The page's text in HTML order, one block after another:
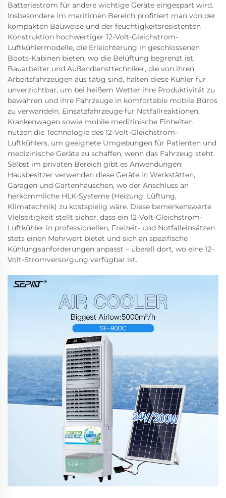
Batteriestrom für andere wichtige Geräte eingespart wird.
Insbesondere im maritimen Bereich profitiert man von der
kompakten Bauweise und der feuchtigkeitsresistenten
Konstruktion hochwertiger 12-Volt-Gleichstrom-
Luftkühlermodelle, die Erleichterung in geschlossenen
Boots-Kabinen bieten, wo die Belüftung begrenzt ist.
Bauarbeiter und Außendiensttechniker, die von ihren
Arbeitsfahrzeugen aus tätig sind, halten diese Kühler für
unverzichtbar, um bei heißem Wetter ihre Produktivität zu
bewahren und ihre Fahrzeuge in komfortable mobile Büros
zu verwandeln. Einsatzfahrzeuge für Notfallreaktionen,
Krankenwagen sowie mobile medizinische Einheiten
nutzen die Technologie des 12-Volt-Gleichstrom-
Luftkühlers, um geeignete Umgebungen für Patienten und
medizinische Geräte zu schaffen, wenn das Fahrzeug steht.
Selbst im privaten Bereich gibt es Anwendungen:
Hausbesitzer verwenden diese Geräte in Werkstätten,
Garagen und Gartenhäuschen, wo der Anschluss an
herkömmliche HLK-Systeme (Heizung, Lüftung,
Klimatechnik) zu kostspielig wäre. Diese bemerkenswerte
Vielseitigkeit stellt sicher, dass ein 12-Volt-Gleichstrom-
Luftkühler in professionellen, Freizeit- und Notfalleinsätzen
stets einen Mehrwert bietet und sich an spezifische
Kühlungsanforderungen anpasst – überall dort, wo eine 12-
Volt-Stromversorgung verfügbar ist.